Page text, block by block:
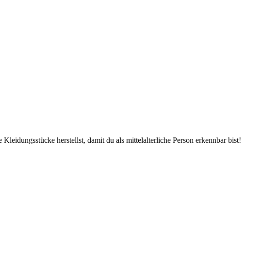
herstellst, damit du als mittelalterliche Person erkennbar bist!